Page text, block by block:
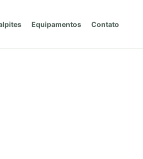
Equipamentos Contato